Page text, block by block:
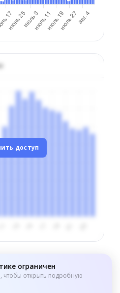
доступ
ограничен
чтобы открыть подробную